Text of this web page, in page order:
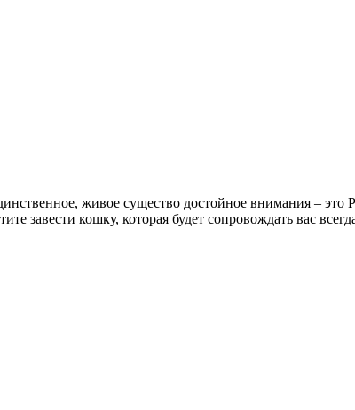
живое существо достойное внимания –
завести кошку, которая будет сопровождать вас